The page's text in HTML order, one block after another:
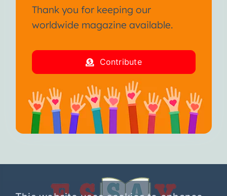
Thank you for keeping our
worldwide magazine available.
Contribute